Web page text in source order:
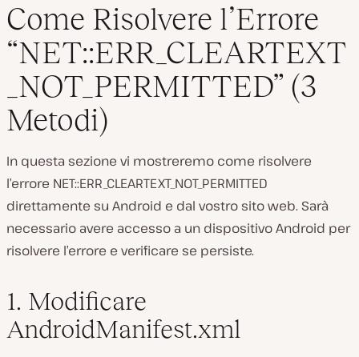
Come Risolvere l’Errore
“NET::ERR_CLEARTEXT
_NOT_PERMITTED” (3
Metodi)
In questa sezione vi mostreremo come risolvere
l’errore NET::ERR_CLEARTEXT_NOT_PERMITTED
direttamente su Android e dal vostro sito web. Sarà
necessario avere accesso a un dispositivo Android per
risolvere l’errore e verificare se persiste.
1. Modificare
AndroidManifest.xml